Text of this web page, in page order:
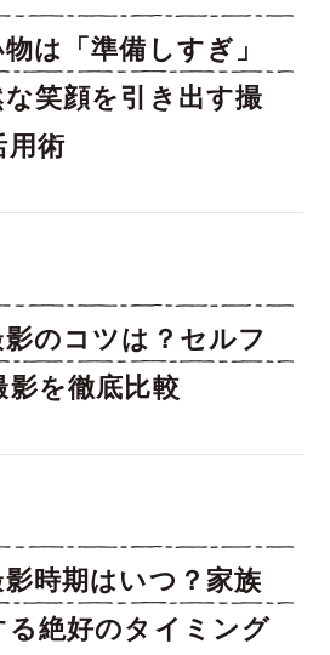
は「準備しすぎ」
笑顔を引き出す撮
用術
のコツは？セルフ
影を徹底比較
時期はいつ？家族
る絶好のタイミング